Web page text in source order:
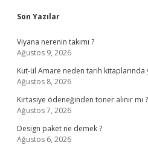
Sidebar
Son Yazılar
Viyana nerenin takımı ?
Ağustos 9, 2026
Kut-ül Amare neden tarih kitaplarında
Ağustos 8, 2026
Kırtasiye ödeneğinden toner alınır mı ?
Ağustos 7, 2026
Design paket ne demek ?
Ağustos 6, 2026